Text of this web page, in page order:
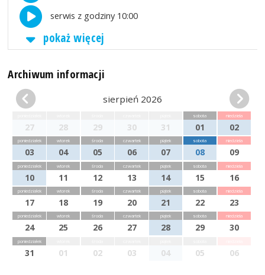
serwis z godziny 10:00
pokaż więcej
Archiwum informacji
sierpień 2026
27 28 29 30 31
sobota
01
niedziela
02
poniedziałek
03
wtorek
04
środa
05
czwartek
06
piątek
07
sobota
08
niedziela
09
poniedziałek
10
wtorek
11
środa
12
czwartek
13
piątek
14
sobota
15
niedziela
16
poniedziałek
17
wtorek
18
środa
19
czwartek
20
piątek
21
sobota
22
niedziela
23
poniedziałek
24
wtorek
25
środa
26
czwartek
27
piątek
28
sobota
29
niedziela
30
poniedziałek
31 01 02 03 04 05 06